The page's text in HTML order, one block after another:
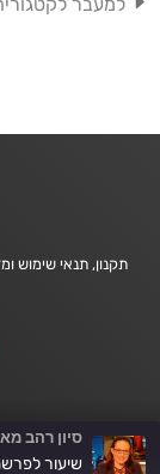
סיון רהב
תקנון, תנאי שימוש